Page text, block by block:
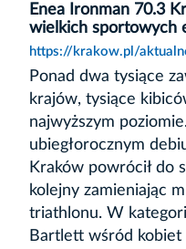
Enea Ironman 70.3
wielkich sportowych
https://krakow.pl/
Ponad dwa tysiące
krajów, tysiące
najwyższym
ubiegłorocznym
Kraków powrócił do
kolejny zamieniając
triathlonu. W
Bartlett wśród kobiet